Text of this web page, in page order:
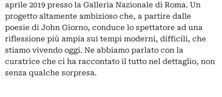
aprile 2019 presso la Galleria Nazionale di Roma. Un
progetto altamente ambizioso che, a partire dalle
poesie di John Giorno, conduce lo spettatore ad una
riflessione più ampia sui tempi moderni, difficili, che
stiamo vivendo oggi. Ne abbiamo parlato con la
curatrice che ci ha raccontato il tutto nel dettaglio, non
senza qualche sorpresa.